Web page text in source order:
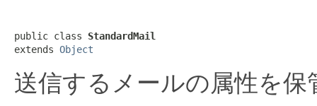
public class StandardMail
extends Object
送信するメールの属性を保